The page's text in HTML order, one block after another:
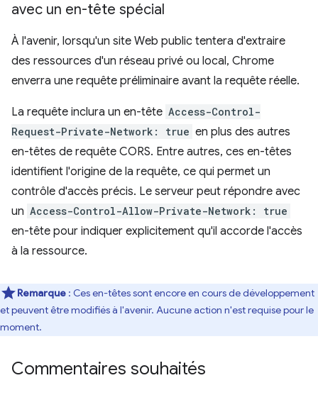
avec un en-tête spécial
À l'avenir, lorsqu'un site Web public tentera d'extraire
des ressources d'un réseau privé ou local, Chrome
enverra une requête préliminaire avant la requête réelle.
La requête inclura un en-tête Access-Control-
Request-Private-Network: true en plus des autres
en-têtes de requête CORS. Entre autres, ces en-têtes
identifient l'origine de la requête, ce qui permet un
contrôle d'accès précis. Le serveur peut répondre avec
un Access-Control-Allow-Private-Network: true
en-tête pour indiquer explicitement qu'il accorde l'accès
à la ressource.
Remarque : Ces en-têtes sont encore en cours de développement
et peuvent être modifiés à l'avenir. Aucune action n'est requise pour le
moment.
Commentaires souhaités